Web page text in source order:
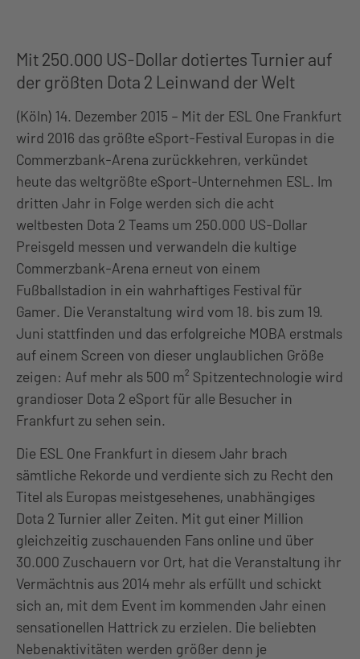
Mit 250.000 US-Dollar dotiertes Turnier auf
der größten Dota 2 Leinwand der Welt
(Köln) 14. Dezember 2015 – Mit der ESL One Frankfurt
wird 2016 das größte eSport-Festival Europas in die
Commerzbank-Arena zurückkehren, verkündet
heute das weltgrößte eSport-Unternehmen ESL. Im
dritten Jahr in Folge werden sich die acht
weltbesten Dota 2 Teams um 250.000 US-Dollar
Preisgeld messen und verwandeln die kultige
Commerzbank-Arena erneut von einem
Fußballstadion in ein wahrhaftiges Festival für
Gamer. Die Veranstaltung wird vom 18. bis zum 19.
Juni stattfinden und das erfolgreiche MOBA erstmals
auf einem Screen von dieser unglaublichen Größe
zeigen: Auf mehr als 500 m² Spitzentechnologie wird
grandioser Dota 2 eSport für alle Besucher in
Frankfurt zu sehen sein.
Die ESL One Frankfurt in diesem Jahr brach
sämtliche Rekorde und verdiente sich zu Recht den
Titel als Europas meistgesehenes, unabhängiges
Dota 2 Turnier aller Zeiten. Mit gut einer Million
gleichzeitig zuschauenden Fans online und über
30.000 Zuschauern vor Ort, hat die Veranstaltung ihr
Vermächtnis aus 2014 mehr als erfüllt und schickt
sich an, mit dem Event im kommenden Jahr einen
sensationellen Hattrick zu erzielen. Die beliebten
Nebenaktivitäten werden größer denn je